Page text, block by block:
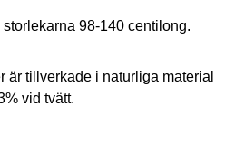
98-140 centilong.
är tillverkade i naturliga material
vid tvätt.